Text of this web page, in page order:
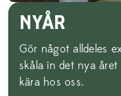
NYÅR
Gör något alldeles
skåla in det nya året
kära hos oss.